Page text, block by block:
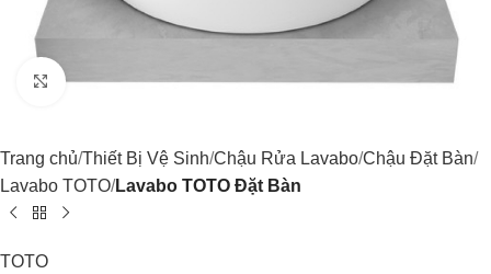
Click to enlarge
Trang chủ Thiết Bị Vệ Sinh Chậu Rửa Lavabo Chậu Đặt Bàn
Lavabo TOTO Lavabo TOTO Đặt Bàn
TOTO